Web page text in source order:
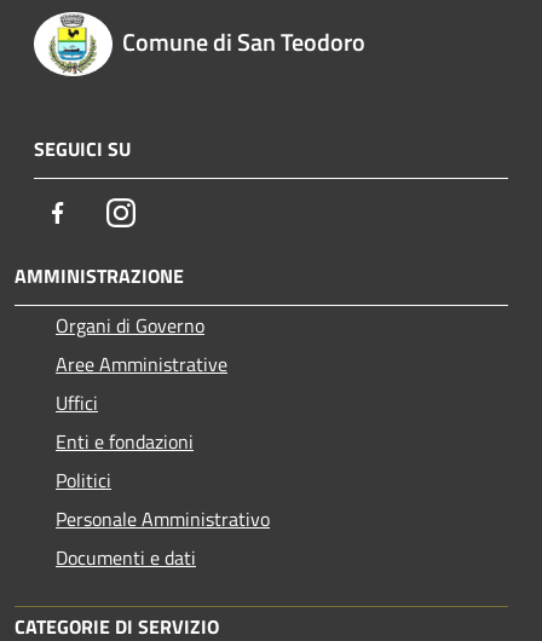
Comune di San Teodoro
SEGUICI SU
FacebookInstagram
AMMINISTRAZIONE
Organi di Governo
Aree Amministrative
Uffici
Enti e fondazioni
Politici
Personale Amministrativo
Documenti e dati
CATEGORIE DI SERVIZIO